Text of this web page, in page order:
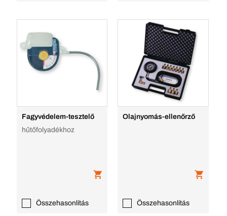
Fagyvédelem-tesztelő
hűtőfolyadékhoz
Összehasonlítás
Olajnyomás-ellenőrző
Összehasonlítás